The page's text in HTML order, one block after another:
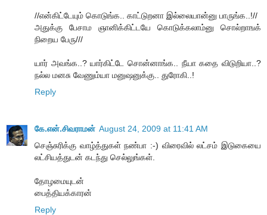
//என்கிட்டேயும் கொடுங்க.. காட்டுறனா இல்லையான்னு பாருங்க..!//
அதுக்கு பேசாம ஞானிக்கிட்டயே கொடுக்கலாம்னு சொல்றாஙக்
நிறைய பேரு///
யார் அவங்க..? யார்கிட்டே சொன்னாங்க.. நீயா கதை விடுறியா..?
நல்ல மனசு வேணும்யா மனுஷனுக்கு.. துரோகி..!
Reply
கே.என்.சிவராமன் August 24, 2009 at 11:41 AM
செஞ்சுரிக்கு வாழ்த்துகள் நண்பா :-) விரைவில் லட்சம் இடுகையை
லட்சியத்துடன் கடந்து செல்லுங்கள்.
தோழமையுடன்
பைத்தியக்காரன்
Reply